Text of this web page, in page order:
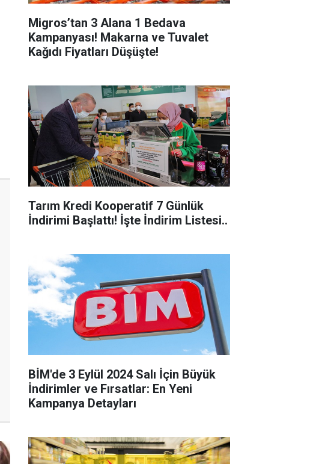
Migros’tan 3 Alana 1 Bedava
Kampanyası! Makarna ve Tuvalet
Kağıdı Fiyatları Düşüşte!
Tarım Kredi Kooperatif 7 Günlük
İndirimi Başlattı! İşte İndirim Listesi..
BİM'de 3 Eylül 2024 Salı İçin Büyük
İndirimler ve Fırsatlar: En Yeni
Kampanya Detayları